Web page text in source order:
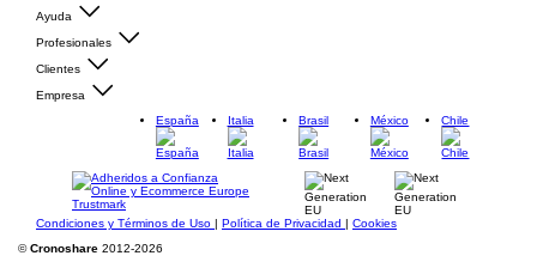
Ayuda
Profesionales
Clientes
Empresa
España
Italia Brasil México Chile
Condiciones y Términos de Uso | Política de Privacidad | Cookies
©Cronoshare 2012-2026